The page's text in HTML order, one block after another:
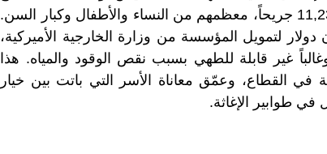
أغسطس 2025 إلى 1,568 قتيلاً و11,230 جريحاً، معظمهم من النساء والأطفال وكبار السن.
عن تخصيص 30 مليون دولار لتمويل المؤسسة من وزارة الخارجية الأميركية،
غير قابلة للطهي بسبب نقص الوقود والمياه. هذا
في القطاع، وعمّق معاناة الأسر التي باتت بين خيار
في طوابير الإغاثة.